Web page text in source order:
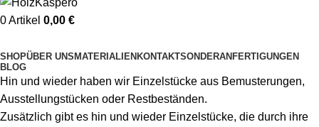
0Artikel 0,00 €
SHOPÜBER UNSMATERIALIENKONTAKTSONDERANFERTIGUNGEN
BLOG
Hin und wieder haben wir Einzelstücke aus Bemusterungen,
Ausstellungstücken oder Restbeständen.
Zusätzlich gibt es hin und wieder Einzelstücke, die durch ihre